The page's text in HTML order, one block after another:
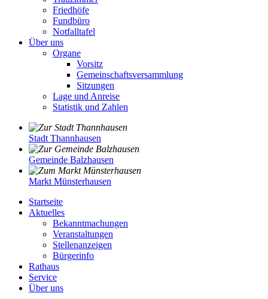
Friedhöfe
Fundbüro
Notfalltafel
Über uns
Organe
Vorsitz
Gemeinschaftsversammlung
Sitzungen
Lage und Anreise
Statistik und Zahlen
Stadt Thannhausen
Gemeinde Balzhausen
Markt Münsterhausen
Startseite
Aktuelles
Bekanntmachungen
Veranstaltungen
Stellenanzeigen
Bürgerinfo
Rathaus
Service
Über uns